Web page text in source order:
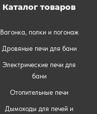
Каталог товаров
Вагонка, полки и погонаж
Дровяные печи для бани
Электрические печи для
бани
Отопительные печи
Дымоходы для печей и